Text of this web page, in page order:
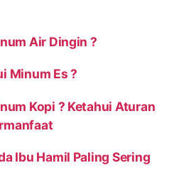
Air Dingin ?
Minum Es ?
Kopi ? Ketahui Aturan
Ibu Hamil Paling Sering